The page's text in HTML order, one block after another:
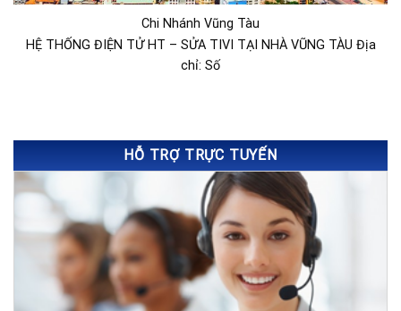
Chi Nhánh Vũng Tàu
HỆ THỐNG ĐIỆN TỬ HT – SỬA TIVI TẠI NHÀ VŨNG TÀU Địa
chỉ: Số
HỖ TRỢ TRỰC TUYẾN